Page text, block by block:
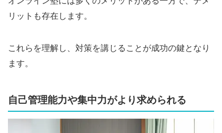
リットも存在します。
これらを理解し、対策を講じることが成功の鍵となり
ます。
自己管理能力や集中力がより求められる